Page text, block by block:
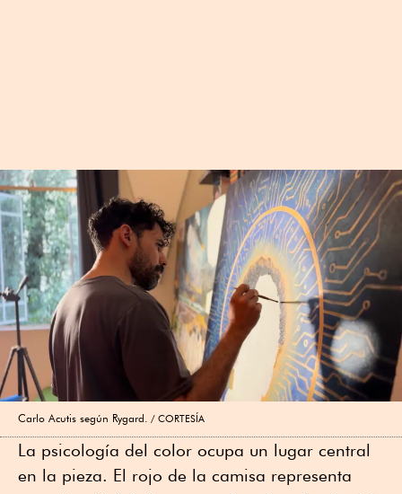
Carlo Acutis según Rygard. CORTESÍA
La psicología del color ocupa un lugar central
en la pieza. El rojo de la camisa representa